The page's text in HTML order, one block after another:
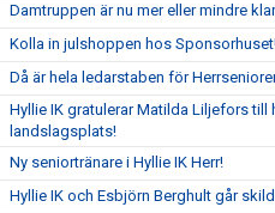
Damtruppen är nu mer eller mindre
Kolla in julshoppen hos
Då är hela ledarstaben för
Hyllie IK gratulerar Matilda Liljefors till
landslagsplats!
Ny seniortränare i Hyllie IK Herr!
Hyllie IK och Esbjörn Berghult går